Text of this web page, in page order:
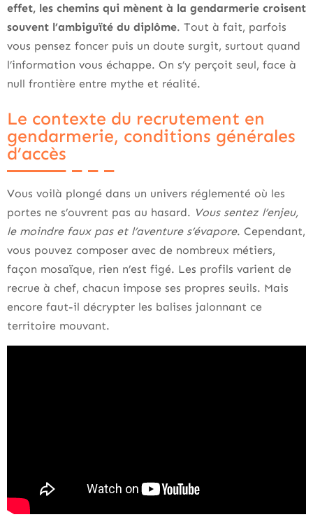
effet, les chemins qui mènent à la gendarmerie croisent
souvent l’ambiguïté du diplôme. Tout à fait, parfois
vous pensez foncer puis un doute surgit, surtout quand
l’information vous échappe. On s’y perçoit seul, face à
null frontière entre mythe et réalité.
Le contexte du recrutement en
gendarmerie, conditions générales
d’accès
Vous voilà plongé dans un univers réglementé où les
portes ne s’ouvrent pas au hasard. Vous sentez l’enjeu,
le moindre faux pas et l’aventure s’évapore. Cependant,
vous pouvez composer avec de nombreux métiers,
façon mosaïque, rien n’est figé. Les profils varient de
recrue à chef, chacun impose ses propres seuils. Mais
encore faut-il décrypter les balises jalonnant ce
territoire mouvant.